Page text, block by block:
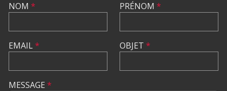
NOM *
EMAIL*
PRÉNOM *
OBJET *
MESSAGE *